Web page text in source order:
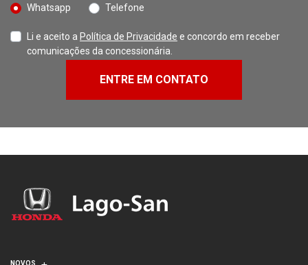
Whatsapp
Telefone
Li e aceito a Política de Privacidade e concordo em receber
comunicações da concessionária.
ENTRE EM CONTATO
NOVOS